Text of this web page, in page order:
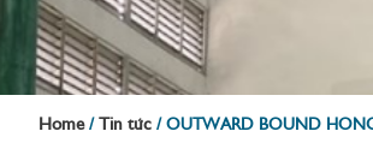
Home/Tin tức /OUTWARD BOUND